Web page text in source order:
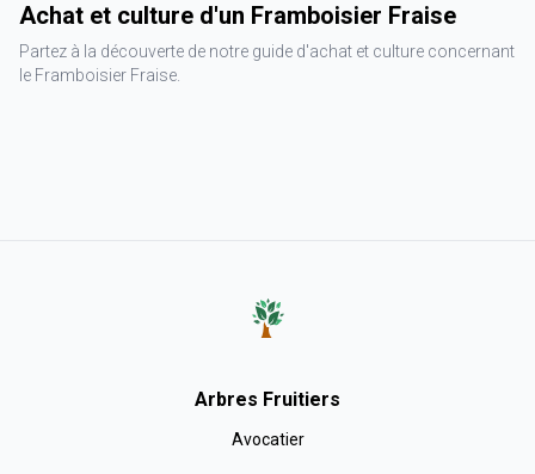
Achat et culture d'un Framboisier Fraise
Partez à la découverte de notre guide d'achat et culture concernant
le Framboisier Fraise.
Arbres Fruitiers
Avocatier